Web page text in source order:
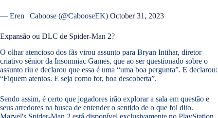
— Eren | Caboose (@CabooseEK) October 31, 2023
Expansão ou DLC de Spider-Man 2?
O olhar atencioso dos fãs virou assunto para Bryan Intihar, diretor
criativo sênior da Insomniac Games, que ao ser questionado sobre o
assunto riu e declarou que essa é uma “uma boa pergunta”. E declarou:
“Fiquem atentos. E seja como for, boa descoberta”.
Sendo assim, é certo que jogadores irão explorar a sala em questão e
seus arredores na busca de entender o sentido de o que foi dito.
Marvel's Spider-Man 2 está disponível exclusivamente no PlayStation